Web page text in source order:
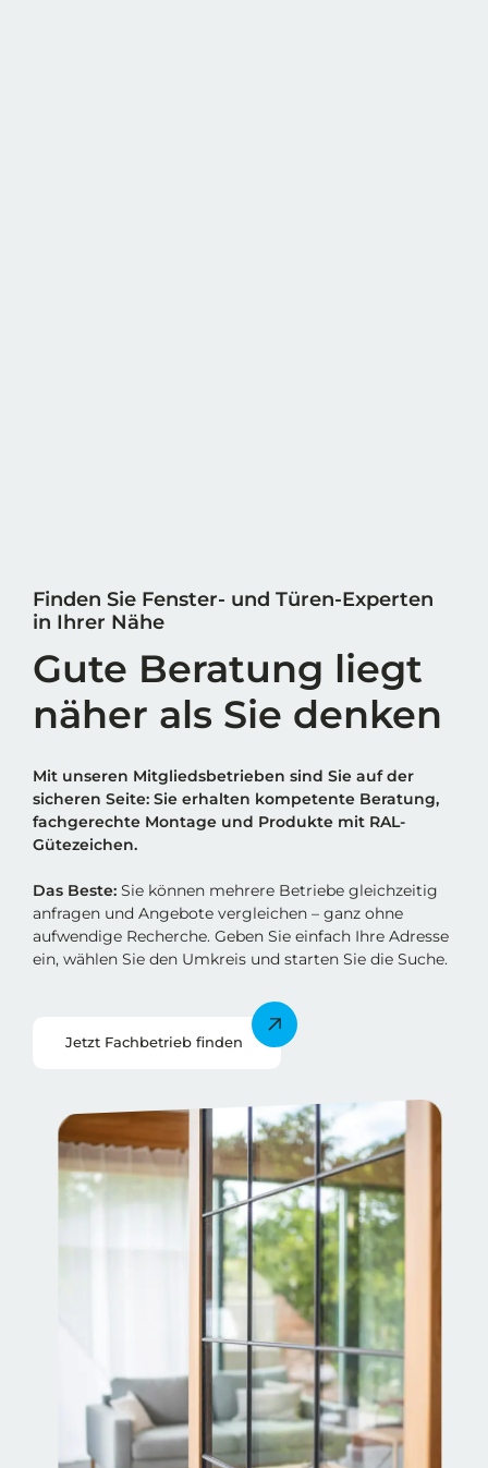
Finden Sie Fenster- und Türen-Experten
in Ihrer Nähe
Gute Beratung liegt
näher als Sie denken
Mit unseren Mitgliedsbetrieben sind Sie auf der
sicheren Seite: Sie erhalten kompetente Beratung,
fachgerechte Montage und Produkte mit RAL-
Gütezeichen.
Das Beste: Sie können mehrere Betriebe gleichzeitig
anfragen und Angebote vergleichen – ganz ohne
aufwendige Recherche. Geben Sie einfach Ihre Adresse
ein, wählen Sie den Umkreis und starten Sie die Suche.
Jetzt Fachbetrieb finden